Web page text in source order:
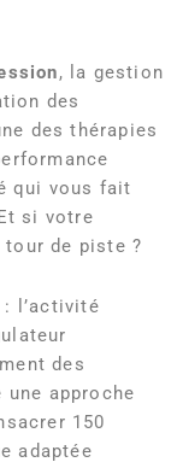
, la gestion
des
des thérapies
qui vous fait
si votre
de piste ?
l’activité
des
approche
150
adaptée